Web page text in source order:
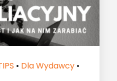
• Dla Wydawcy •